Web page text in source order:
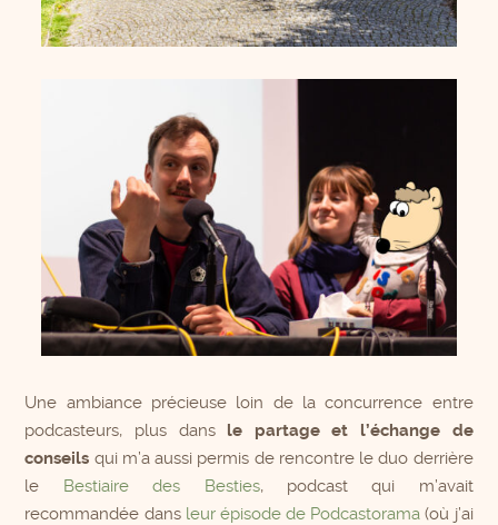
Une ambiance précieuse loin de la concurrence entre
podcasteurs, plus dans le partage et l’échange de
conseils qui m’a aussi permis de rencontre le duo derrière
le Bestiaire des Besties, podcast qui m’avait
recommandée dans leur épisode de Podcastorama (où j’ai